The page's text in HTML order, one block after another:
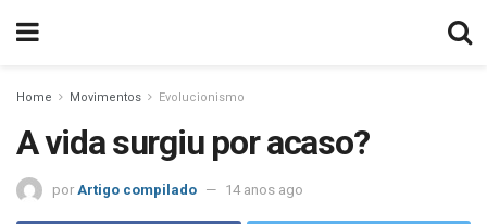
Home Movimentos Evolucionismo
A vida surgiu por acaso?
por Artigo compilado 14 anos ago